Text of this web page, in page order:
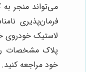
می‌تواند منجر
فرمان‌پذیری
لاستیک خودروی
پلاک مشخصات
خود مراجعه کنید.